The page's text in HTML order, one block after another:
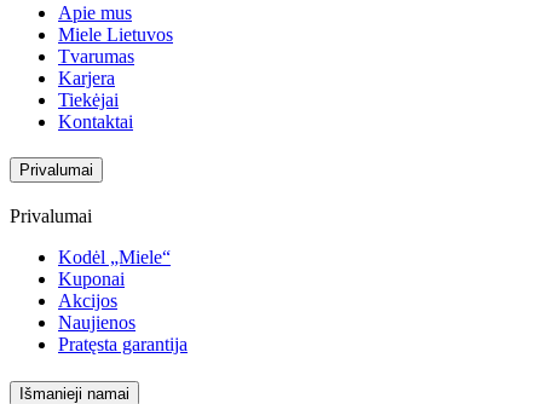
Apie mus
Miele Lietuvos
Tvarumas
Karjera
Tiekėjai
Kontaktai
Privalumai
Privalumai
Kodėl „Miele“
Kuponai
Akcijos
Naujienos
Pratęsta garantija
Išmanieji namai